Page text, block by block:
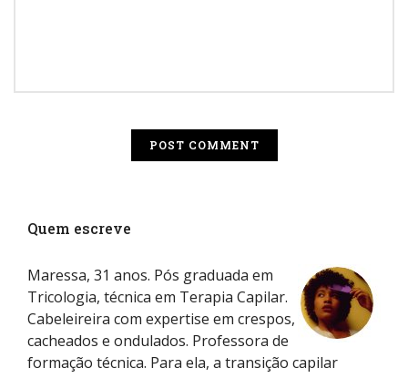
Quem escreve
Maressa, 31 anos. Pós graduada em
Tricologia, técnica em Terapia Capilar.
Cabeleireira com expertise em crespos,
cacheados e ondulados. Professora de
formação técnica. Para ela, a transição capilar